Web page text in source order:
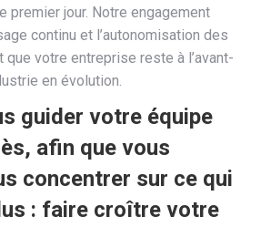
premier jour. Notre engagement
continu et l’autonomisation des
votre entreprise reste à l’avant-
en évolution.
guider votre équipe
afin que vous
concentrer sur ce qui
: faire croître votre